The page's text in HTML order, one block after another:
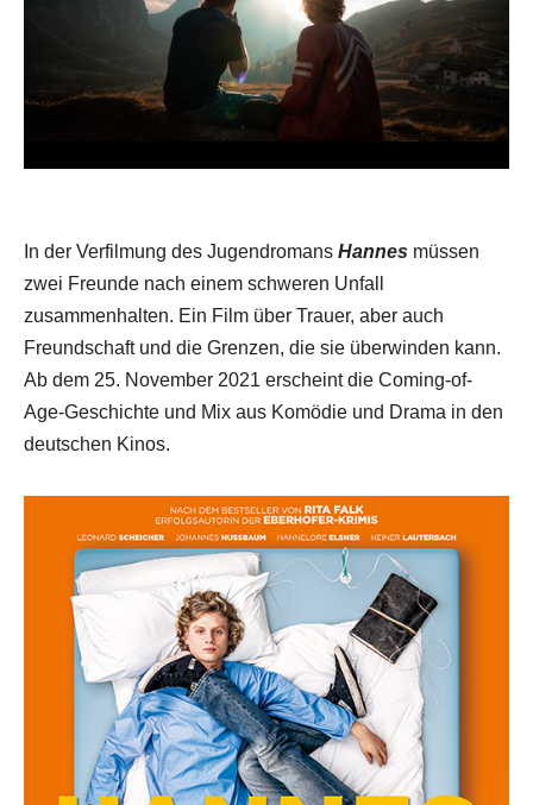
In der Verfilmung des Jugendromans Hannes müssen
zwei Freunde nach einem schweren Unfall
zusammenhalten. Ein Film über Trauer, aber auch
Freundschaft und die Grenzen, die sie überwinden kann.
Ab dem 25. November 2021 erscheint die Coming-of-
Age-Geschichte und Mix aus Komödie und Drama in den
deutschen Kinos.